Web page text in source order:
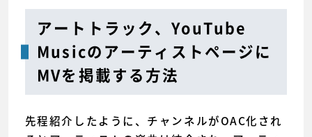
アートトラック、YouTube
Musicのアーティストページに
MVを掲載する方法
先程紹介したように、チャンネルがOAC化され